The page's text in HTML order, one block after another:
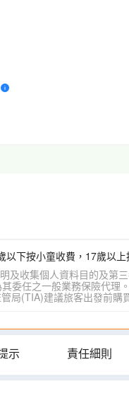
以下按小童收費，17歲以上
及收集個人資料目的及第
委任之一般業務保險代理
局(TIA)建議旅客出發前購
示 責任細則